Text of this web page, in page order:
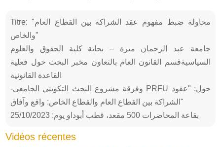
Titre: "محاولة ضبط مفهوم عقد الشراكة بين القطاع العام
والخاص"
جامعة عبد الرحمان ميرة – بجاية كلية الحقوق والعلوم
السياسيةقسم القانون العام بالتعاون مخبر البحث حول فعلية
القاعدة القانونية
-وفرقة مشروع البحث التكويني الجامعي PRFU حول: "عقود
الشراكة بين القطاع العام والقطاع الخاص: واقع وآفاق"
بقاعة المحاضرات 500 مقعد، قطب أبوداو يوم: 25/10/2023
Vidéos récentes